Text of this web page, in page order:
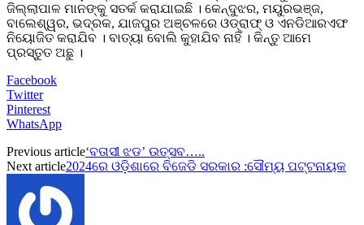
ଜିଲ୍ଲାପାଳ ମାନଙ୍କୁ ସତର୍କ କରାଯାଇଛି । କେନ୍ଦୁଝର, ମୟୁରଭଞ୍ଜ,
ବାଲେଶ୍ୱର, ଭଦ୍ରକ, ଯାଜପୁର ଅଞ୍ଚଳରେ ଓଡ୍ରାଫ୍ ଓ ଏନଡିଆରଏଫ
ନିୟୋଜିତ କରାଯିବ । ବାତ୍ୟା ବୋଲି କୁହାଯିବ ନାହିଁ । କିନ୍ତୁ ଆମେ
ପ୍ରସ୍ତୁତ ଅଛୁ ।
Facebook
Twitter
Pinterest
WhatsApp
Previous article‘ବତାସୀ ଝଡ’ ଉତ୍ସବ…..
Next article2024ରେ ଓଡ଼ିଶାରେ ବିଜେଡି ସରକାର :ସୌମ୍ୟ ପଟ୍ଟନାୟକ